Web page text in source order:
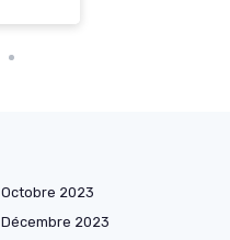
Octobre 2023
Décembre 2023